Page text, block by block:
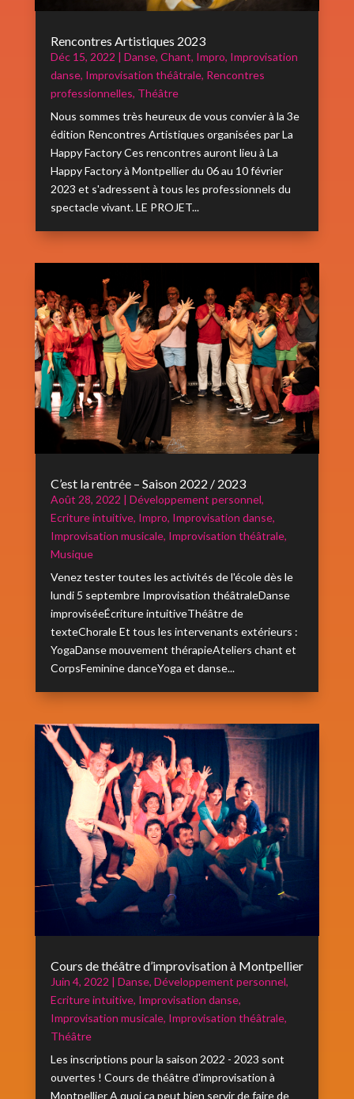
Rencontres Artistiques 2023
Déc 15, 2022 | Danse, Chant, Impro, Improvisation
danse, Improvisation théâtrale, Rencontres
professionnelles, Théâtre
Nous sommes très heureux de vous convier à la 3e
édition Rencontres Artistiques organisées par La
Happy Factory Ces rencontres auront lieu à La
Happy Factory à Montpellier du 06 au 10 février
2023 et s'adressent à tous les professionnels du
spectacle vivant. LE PROJET...
C’est la rentrée – Saison 2022 / 2023
Août 28, 2022 | Développement personnel,
Ecriture intuitive, Impro, Improvisation danse,
Improvisation musicale, Improvisation théâtrale,
Musique
Venez tester toutes les activités de l'école dès le
lundi 5 septembre Improvisation théâtraleDanse
improviséeÉcriture intuitiveThéâtre de
texteChorale Et tous les intervenants extérieurs :
YogaDanse mouvement thérapieAteliers chant et
CorpsFeminine danceYoga et danse...
Cours de théâtre d’improvisation à Montpellier
Juin 4, 2022 | Danse, Développement personnel,
Ecriture intuitive, Improvisation danse,
Improvisation musicale, Improvisation théâtrale,
Théâtre
Les inscriptions pour la saison 2022 - 2023 sont
ouvertes ! Cours de théâtre d'improvisation à
Montpellier A quoi ça peut bien servir de faire de